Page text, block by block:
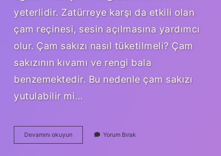
yeterlidir. Zatürreye karşı da etkili olan
çam reçinesi, sesin açılmasına yardımcı
olur. Çam sakızı nasıl tüketilmeli? Çam
sakızının kıvamı ve rengi bala
benzemektedir. Bu nedenle çam sakızı
yutulabilir mi…
Devamını okuyun
Sakızı
Yorum Bırak